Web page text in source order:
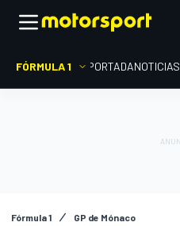
FÓRMULA 1 PORTADANOTICIAS
Fórmula 1 GP de Mónaco